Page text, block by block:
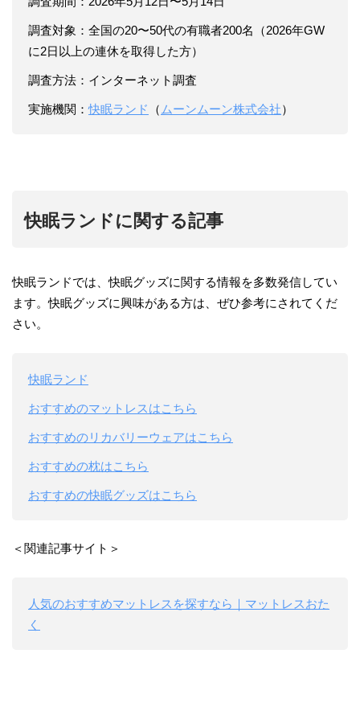
調査対象：全国の20〜50代の有職者200名（2026年GW
に2日以上の連休を取得した方）
調査方法：インターネット調査
実施機関：快眠ランド （ ムーンムーン株式会社）
快眠ランドに関する記事
快眠ランドでは、快眠グッズに関する情報を多数発信してい
ます。快眠グッズに興味がある方は、ぜひ参考にされてくだ
さい。
快眠ランド
おすすめのマットレスはこちら
おすすめのリカバリーウェアはこちら
おすすめの枕はこちら
おすすめの快眠グッズはこちら
＜関連記事サイト＞
人気のおすすめマットレスを探すなら｜マットレスおた
く